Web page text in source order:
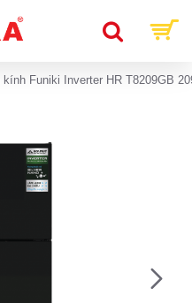
kính Funiki Inverter HR T8209GB